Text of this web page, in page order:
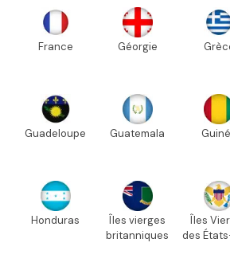
France Géorgie
Guadeloupe Guatemala
Honduras
Îles vierges
britanniques
Îles
des